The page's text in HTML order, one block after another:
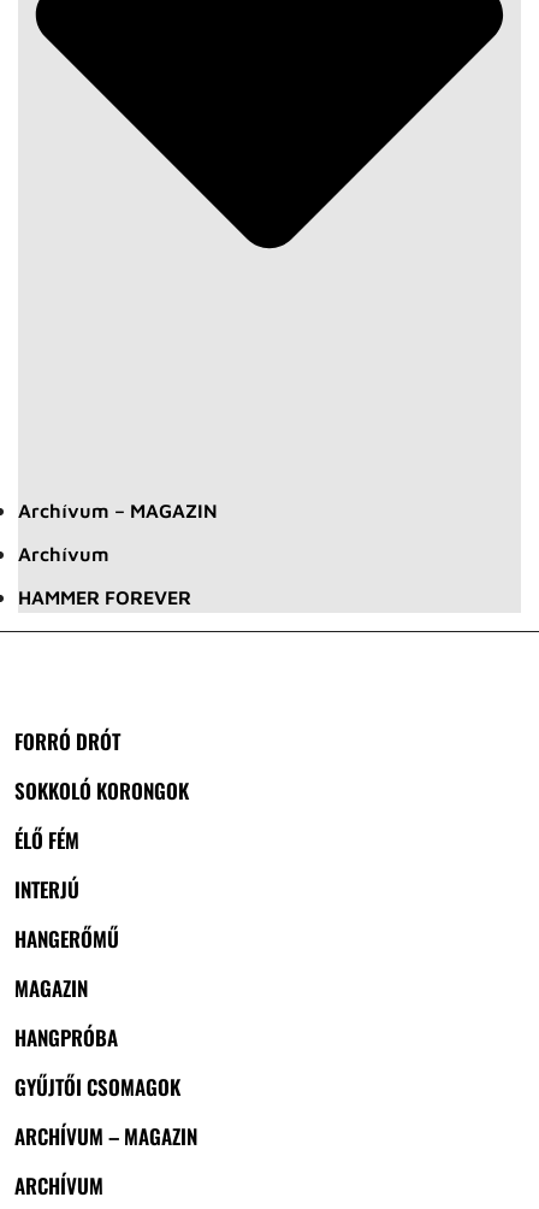
Archívum – MAGAZIN
Archívum
HAMMER FOREVER
FORRÓ DRÓT
SOKKOLÓ KORONGOK
ÉLŐ FÉM
INTERJÚ
HANGERŐMŰ
MAGAZIN
HANGPRÓBA
GYŰJTŐI CSOMAGOK
ARCHÍVUM – MAGAZIN
ARCHÍVUM